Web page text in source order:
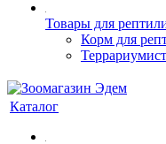
Товары для
Корм для
Каталог